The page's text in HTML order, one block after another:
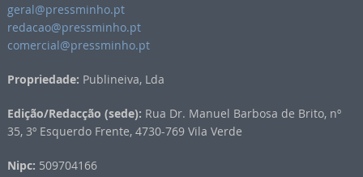
geral@pressminho.pt
redacao@pressminho.pt
comercial@pressminho.pt
Propriedade: Publineiva, Lda
Edição/Redacção (sede): Rua Dr. Manuel Barbosa de Brito, nº
35, 3º Esquerdo Frente, 4730-769 Vila Verde
Nipc: 509704166